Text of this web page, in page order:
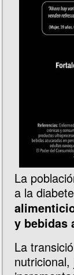
La
a la
y bebidas
La